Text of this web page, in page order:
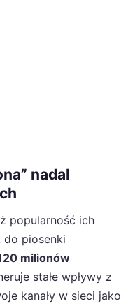
nadal
popularność ich
do piosenki
milionów
stałe wpływy z
kanały w sieci jako